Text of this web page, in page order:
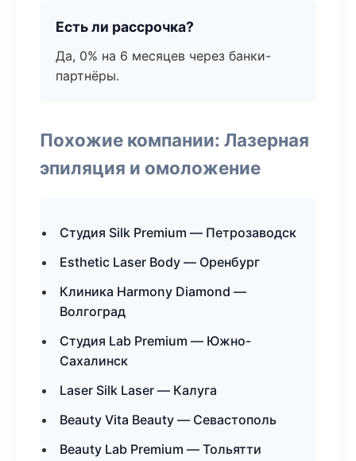
Есть ли рассрочка?
Да, 0% на 6 месяцев через банки-
партнёры.
Похожие компании: Лазерная
эпиляция и омоложение
Студия Silk Premium — Петрозаводск
Esthetic Laser Body — Оренбург
Клиника Harmony Diamond —
Волгоград
Студия Lab Premium — Южно-
Сахалинск
Laser Silk Laser — Калуга
Beauty Vita Beauty — Севастополь
Beauty Lab Premium — Тольятти